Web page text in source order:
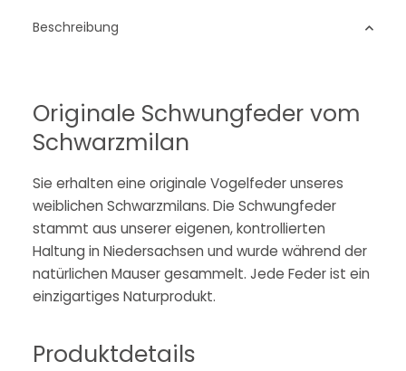
Beschreibung
Originale Schwungfeder vom
Schwarzmilan
Sie erhalten eine originale Vogelfeder unseres
weiblichen Schwarzmilans. Die Schwungfeder
stammt aus unserer eigenen, kontrollierten
Haltung in Niedersachsen und wurde während der
natürlichen Mauser gesammelt. Jede Feder ist ein
einzigartiges Naturprodukt.
Produktdetails